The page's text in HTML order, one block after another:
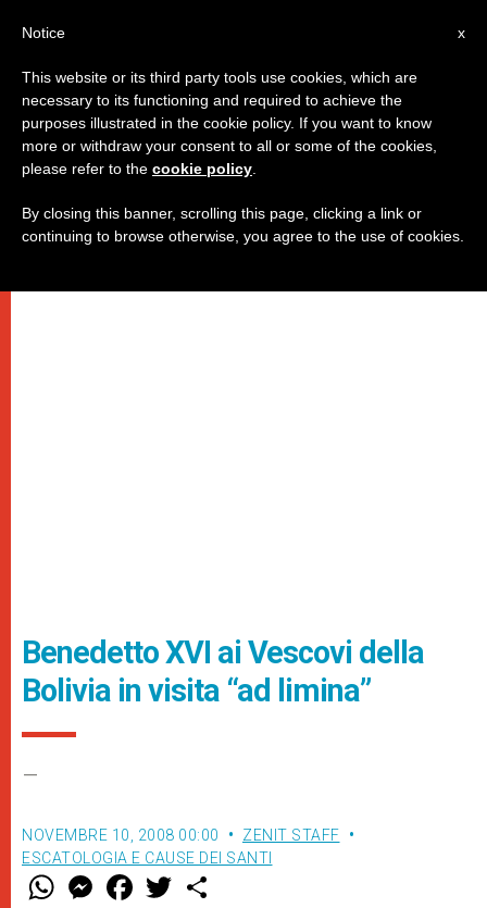
Benedetto XVI ai Vescovi della
Bolivia in visita “ad limina”
–
NOVEMBRE 10, 2008 00:00
ZENIT STAFF
ESCATOLOGIA E CAUSE DEI SANTI
W M
e
F
a w
x
Notice
This website or its third party tools use cookies, which are
necessary to its functioning and required to achieve the
purposes illustrated in the cookie policy. If you want to know
more or withdraw your consent to all or some of the cookies,
please refer to the cookie policy
By closing this banner, scrolling this page, clicking a link or
continuing to browse otherwise, you agree to the use of cookies.